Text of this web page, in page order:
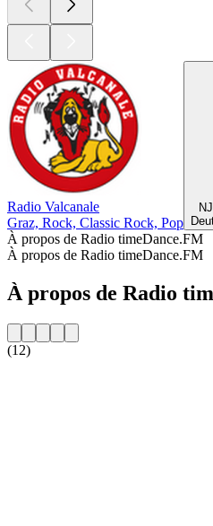
Radio Valcanale
Graz, Rock, Classic Rock, Pop
À propos de Radio timeDance.FM
À propos de Radio timeDance.FM
À propos de Radio
(12)